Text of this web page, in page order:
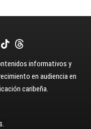
informativos y
en audiencia en
caribeña.